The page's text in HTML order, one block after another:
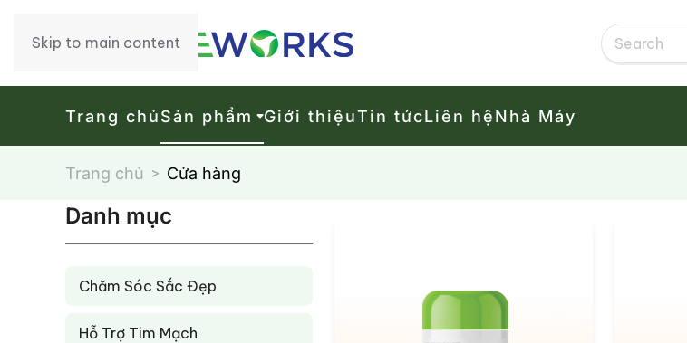
Skip to main content
Trang chủSản phẩm Giới thiệuTin tứcLiên hệNhà Máy
Trang chủ Cửa hàng
Danh mục
Chăm Sóc Sắc Đẹp
Hỗ Trợ Tim Mạch